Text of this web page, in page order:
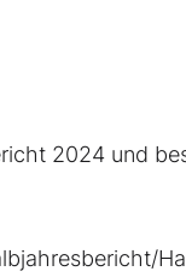
2024 und